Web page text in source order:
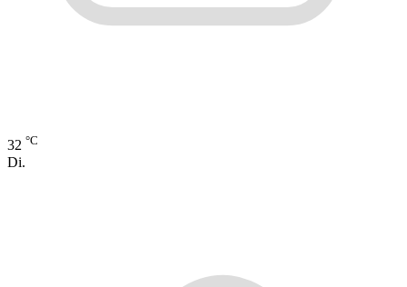
32 °C
Di.